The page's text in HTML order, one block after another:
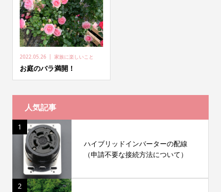
2022.05.26 家族に楽しいこと
お庭のバラ満開！
人気記事
1
ハイブリッドインバーターの配線
（申請不要な接続方法について）
2